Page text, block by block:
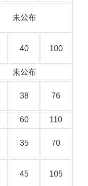
未公布
40 100
未公布
38 76
60 110
35 70
45 105